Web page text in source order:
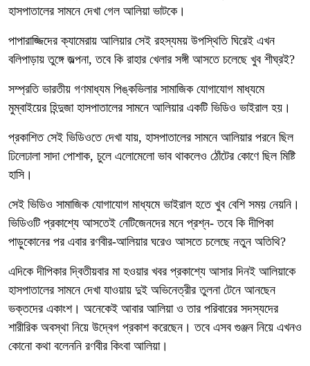
হাসপাতালের সামনে দেখা গেল আলিয়া ভাটকে।
পাপারাজ্জিদের ক্যামেরায় আলিয়ার সেই রহস্যময় উপস্থিতি ঘিরেই এখন
বলিপাড়ায় তুঙ্গে জল্পনা, তবে কি রাহার খেলার সঙ্গী আসতে চলেছে খুব শীঘ্রই?
সম্প্রতি ভারতীয় গণমাধ্যম পিঙ্কভিলার সামাজিক যোগাযোগ মাধ্যমে
মুম্বাইয়ের হিন্দুজা হাসপাতালের সামনে আলিয়ার একটি ভিডিও ভাইরাল হয়।
প্রকাশিত সেই ভিডিওতে দেখা যায়, হাসপাতালের সামনে আলিয়ার পরনে ছিল
ঢিলেঢালা সাদা পোশাক, চুলে এলোমেলো ভাব থাকলেও ঠোঁটের কোণে ছিল মিষ্টি
হাসি।
সেই ভিডিও সামাজিক যোগাযোগ মাধ্যমে ভাইরাল হতে খুব বেশি সময় নেয়নি।
ভিডিওটি প্রকাশ্যে আসতেই নেটিজেনদের মনে প্রশ্ন- তবে কি দীপিকা
পাড়ুকোনের পর এবার রণবীর-আলিয়ার ঘরেও আসতে চলেছে নতুন অতিথি?
এদিকে দীপিকার দ্বিতীয়বার মা হওয়ার খবর প্রকাশ্যে আসার দিনই আলিয়াকে
হাসপাতালের সামনে দেখা যাওয়ায় দুই অভিনেত্রীর তুলনা টেনে আনছেন
ভক্তদের একাংশ। অনেকেই আবার আলিয়া ও তার পরিবারের সদস্যদের
শারীরিক অবস্থা নিয়ে উদ্বেগ প্রকাশ করেছেন। তবে এসব গুঞ্জন নিয়ে এখনও
কোনো কথা বলেননি রণবীর কিংবা আলিয়া।